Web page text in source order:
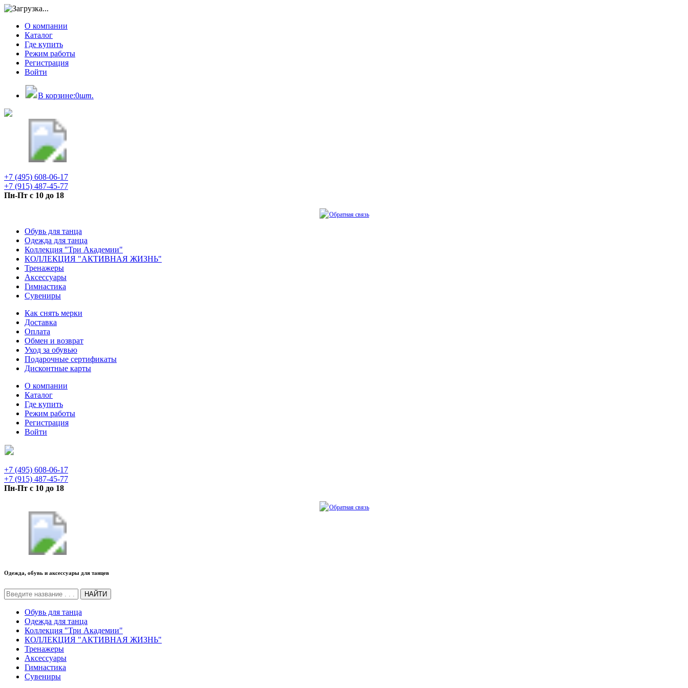
О компании
Каталог
Где купить
Режим работы
Регистрация
Войти
В корзине:0шт.
+7 (495) 608-06-17
+7 (915) 487-45-77
Пн-Пт с 10 до 18
Обратная связь
Обувь для танца
Одежда для танца
Коллекция "Три Академии"
КОЛЛЕКЦИЯ "АКТИВНАЯ ЖИЗНЬ"
Тренажеры
Аксессуары
Гимнастика
Сувениры
Как снять мерки
Доставка
Оплата
Обмен и возврат
Уход за обувью
Подарочные сертификаты
Дисконтные карты
О компании
Каталог
Где купить
Режим работы
Регистрация
Войти
+7 (495) 608-06-17
+7 (915) 487-45-77
Пн-Пт с 10 до 18
Обратная связь
Одежда, обувь и аксессуары для танцев
НАЙТИ
Обувь для танца
Одежда для танца
Коллекция "Три Академии"
КОЛЛЕКЦИЯ "АКТИВНАЯ ЖИЗНЬ"
Тренажеры
Аксессуары
Гимнастика
Сувениры